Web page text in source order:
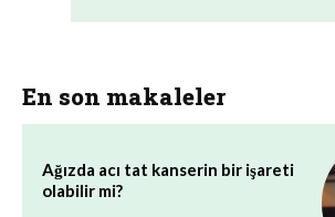
En son makaleler
Ağızda acı tat kanserin bir işareti
olabilir mi?